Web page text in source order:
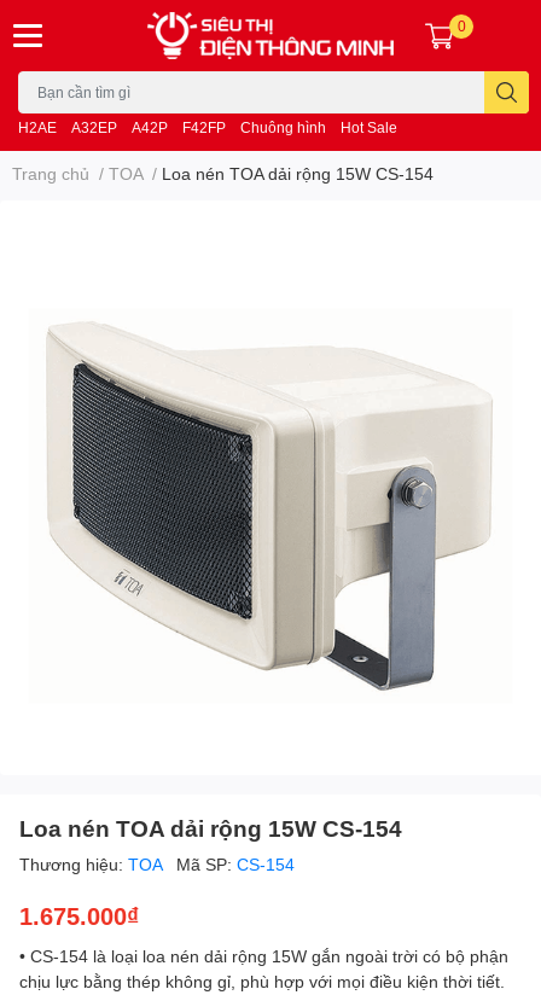
H2AE A32EP A42P F42FP Chuông hình Hot Sale
0
Trang chủ / TOA / Loa nén TOA dải rộng 15W CS-154
Loa nén TOA dải rộng 15W CS-154
Thương hiệu: TOA Mã SP: CS-154
1.675.000₫
• CS-154 là loại loa nén dải rộng 15W gắn ngoài trời có bộ phận
chịu lực bằng thép không gỉ, phù hợp với mọi điều kiện thời tiết.